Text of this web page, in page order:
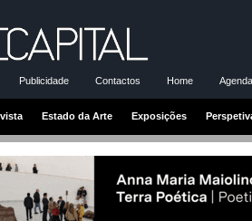
Publicidade Contactos Home
Estado da Arte Exposições